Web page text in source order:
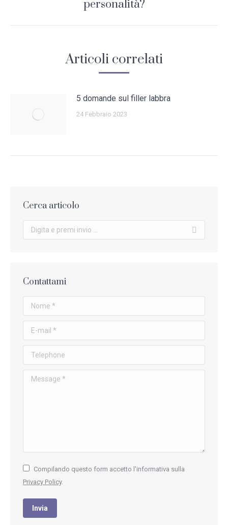
post:
personalità?
Articoli correlati
5 domande sul filler labbra
24 Febbraio 2023
Cerca articolo
Search:
Contattami
Nome *
E-mail *
Telephone
Message *
Compilando questo form accetto l'informativa sulla
Privacy Policy.
Invia